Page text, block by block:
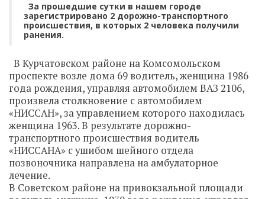
За прошедшие сутки в нашем городе
зарегистрировано 2 дорожно-транспортного
происшествия, в которых 2 человека получили
ранения.
В Курчатовском районе на Комсомольском
проспекте возле дома 69 водитель, женщина 1986
года рождения, управляя автомобилем ВАЗ 2106,
произвела столкновение с автомобилем
«НИССАН», за управлением которого находилась
женщина 1963. В результате дорожно-
транспортного происшествия водитель
«НИССАНА» с ушибом шейного отдела
позвоночника направлена на амбулаторное
лечение.
В Советском районе на привокзальной площади